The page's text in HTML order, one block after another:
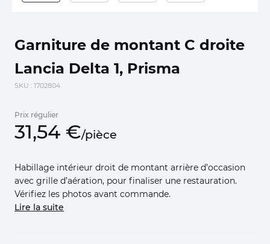
Garniture de montant C droite
Lancia Delta 1, Prisma
SKU : 1702804
Prix régulier
31,54 €/pièce
Habillage intérieur droit de montant arrière d’occasion
avec grille d’aération, pour finaliser une restauration.
Vérifiez les photos avant commande.
Lire la suite